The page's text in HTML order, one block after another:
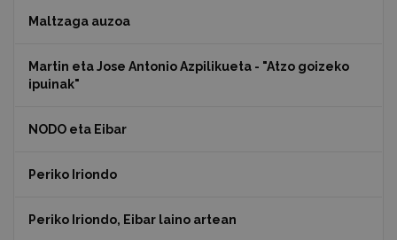
Maltzaga auzoa
Martin eta Jose Antonio Azpilikueta - "Atzo goizeko
ipuinak"
NODO eta Eibar
Periko Iriondo
Periko Iriondo, Eibar laino artean